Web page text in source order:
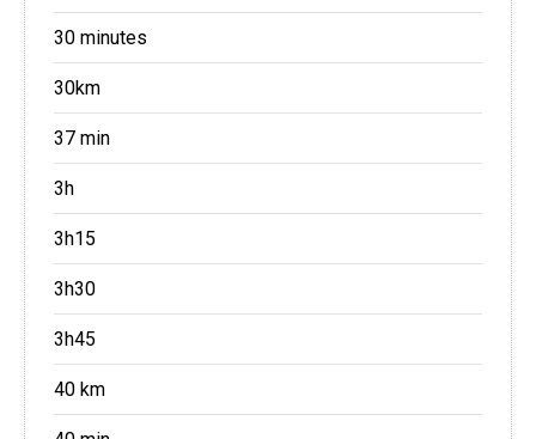
30 minutes
30km
37 min
3h
3h15
3h30
3h45
40 km